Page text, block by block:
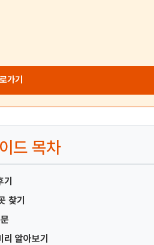
가기
드 목차
찾기
알아보기